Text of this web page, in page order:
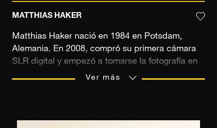
MATTHIAS HAKER
Matthias Haker nació en 1984 en Potsdam,
Alemania. En 2008, compró su primera cámara
SLR digital y empezó a tomarse la fotografía en
serio. Matthias se especializa en arquitectura,
Ver más